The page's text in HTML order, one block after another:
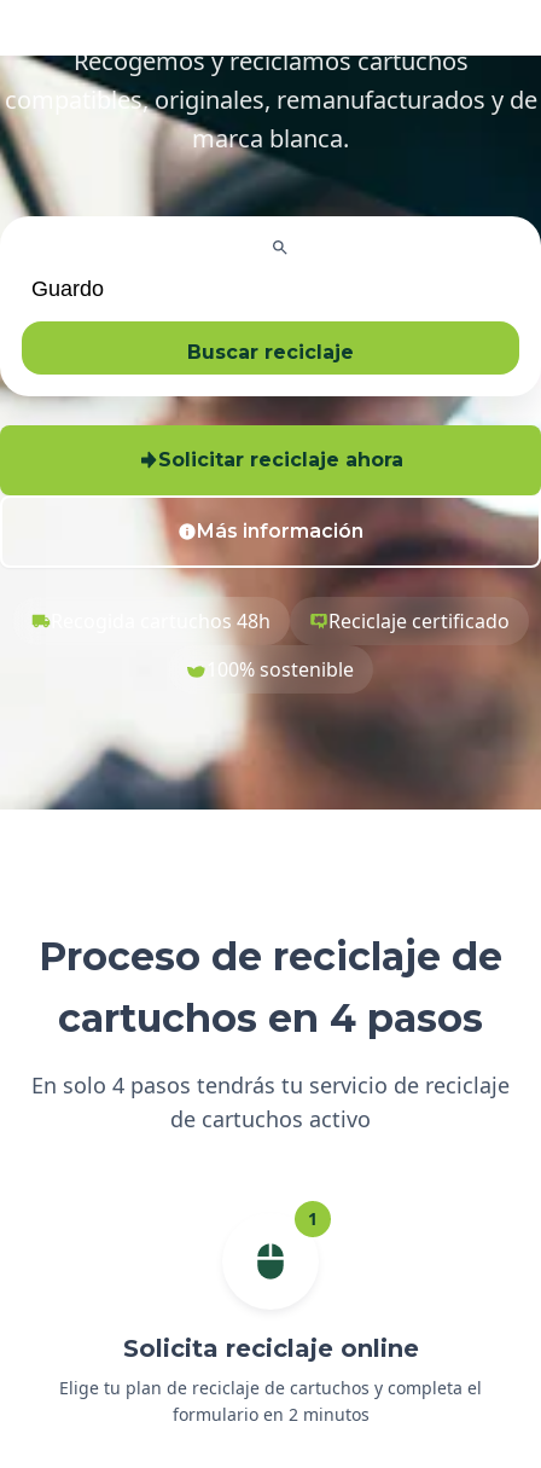
Recogemos y reciclamos cartuchos
compatibles, originales, remanufacturados y de
marca blanca.
Buscar reciclaje
Solicitar reciclaje ahora
Más información
Recogida cartuchos 48h
Reciclaje certificado
100% sostenible
Proceso de reciclaje de
cartuchos en 4 pasos
En solo 4 pasos tendrás tu servicio de reciclaje
de cartuchos activo
1
Solicita reciclaje online
Elige tu plan de reciclaje de cartuchos y completa el
formulario en 2 minutos